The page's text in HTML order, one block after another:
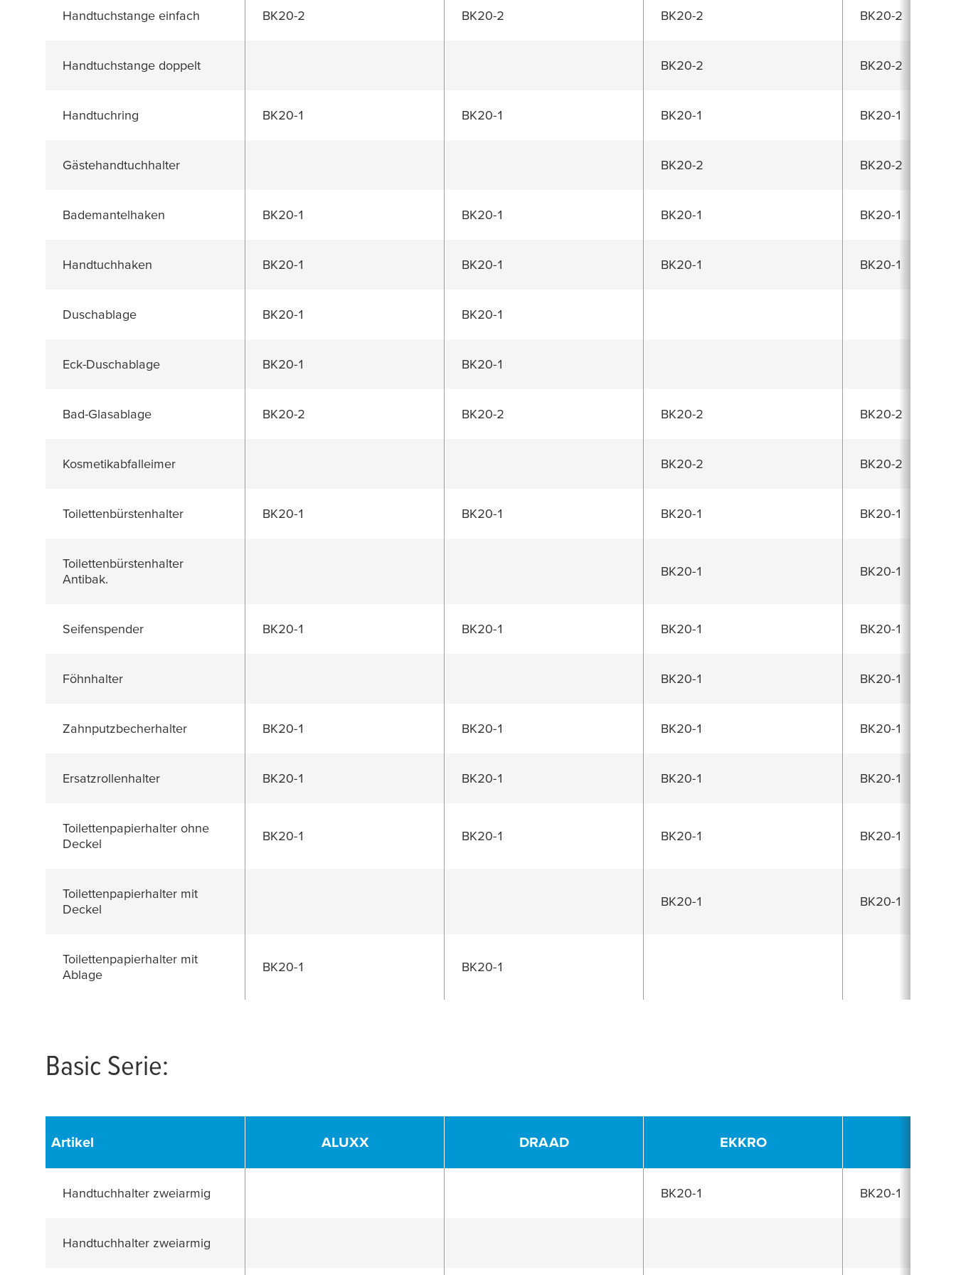
Handtuchstange einfach BK20-2 BK20-2 BK20-2 BK20-2
Handtuchstange doppelt BK20-2 BK20-2
Handtuchring BK20-1 BK20-1 BK20-1 BK20-1
Gästehandtuchhalter BK20-2 BK20-2
Bademantelhaken BK20-1 BK20-1 BK20-1 BK20-1
Handtuchhaken BK20-1 BK20-1 BK20-1 BK20-1
Duschablage BK20-1 BK20-1
Eck-Duschablage BK20-1 BK20-1
Bad-Glasablage BK20-2 BK20-2 BK20-2 BK20-2
Kosmetikabfalleimer BK20-2 BK20-2
Toilettenbürstenhalter BK20-1 BK20-1 BK20-1 BK20-1
Toilettenbürstenhalter
Antibak.
BK20-1 BK20-1
Seifenspender BK20-1 BK20-1 BK20-1 BK20-1
Föhnhalter BK20-1 BK20-1
Zahnputzbecherhalter BK20-1 BK20-1 BK20-1 BK20-1
Ersatzrollenhalter BK20-1 BK20-1 BK20-1 BK20-1
Toilettenpapierhalter ohne
Deckel
BK20-1 BK20-1 BK20-1 BK20-1
Toilettenpapierhalter mit
Deckel
BK20-1 BK20-1
Toilettenpapierhalter mit
Ablage
BK20-1 BK20-1
Basic Serie:
Artikel ALUXX DRAAD EKKRO
Handtuchhalter zweiarmig BK20-1 BK20-1
Handtuchhalter zweiarmig